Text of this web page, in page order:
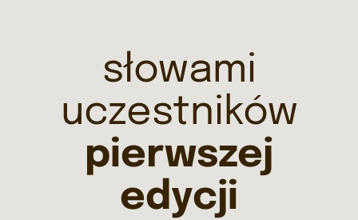
słowami
uczestników
pierwszej
edycji